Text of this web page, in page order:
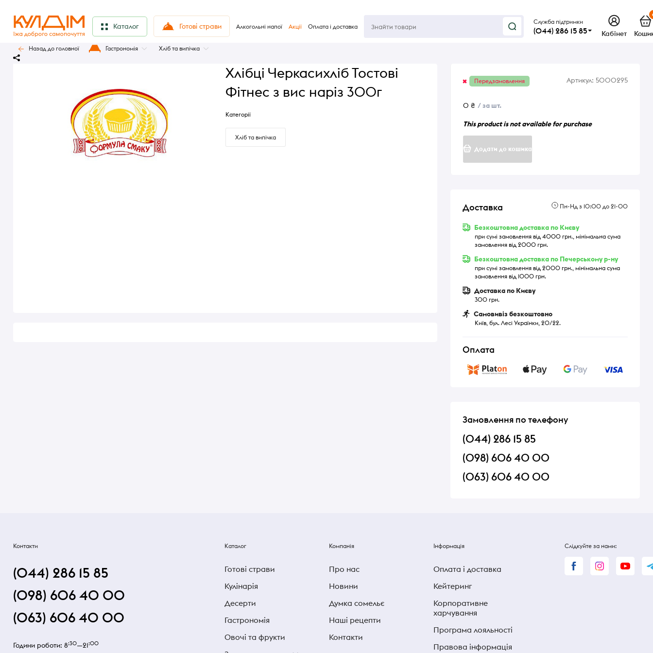
Каталог Готові страви Алкогольні напої Акції Оплата і доставка
Служба підтримки
(044) 286 15 85 Кабінет
Назад до головної Гастрономія Хліб та випічка
Хлібці Черкасихліб Тостові
Фітнес з вис наріз 300г
Категорії
Хліб та випічка
Передзамовлення Артикул: 5000295
0 ₴ / за шт.
This product is not available for purchase
Додати до кошика
Доставка Пн-Нд з 10:00 до 21-00
Безкоштовна доставка по Києву
при сумі замовлення від 4000 грн., мінімальна сума
замовлення від 2000 грн.
Безкоштовна доставка по Печерському р-ну
при сумі замовлення від 2000 грн., мінімальна сума
замовлення від 1000 грн.
Доставка по Києву
300 грн.
Самовивіз безкоштовно
Київ, бул. Лесі Українки, 20/22.
Оплата
Замовлення по телефону
(044) 286 15 85
(098) 606 40 00
(063) 606 40 00
Контакти
(044) 286 15 85
(098) 606 40 00
(063) 606 40 00
Години роботи: 8:30—21:00
Каталог
Готові страви
Кулінарія
Десерти
Гастрономія
Овочі та фрукти
Компанія
Про нас
Новини
Думка сомельє
Наші рецепти
Контакти
Інформація
Оплата і доставка
Кейтеринг
Корпоративне
харчування
Програма лояльності
Правова інформація
Слідкуйте за нами: